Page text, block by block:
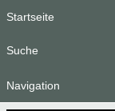
Startseite
Suche
Navigation